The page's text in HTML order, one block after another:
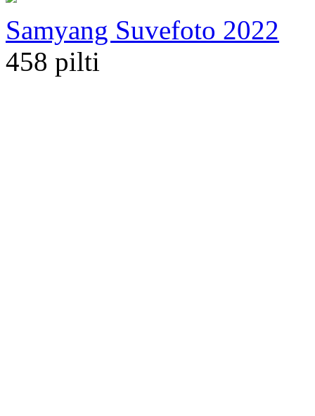
Samyang Suvefoto 2022
458 pilti